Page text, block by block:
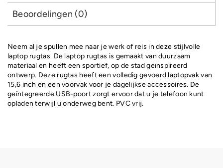
Beoordelingen (0)
Neem al je spullen mee naar je werk of reis in deze stijlvolle
laptop rugtas. De laptop rugtas is gemaakt van duurzaam
materiaal en heeft een sportief, op de stad geïnspireerd
ontwerp. Deze rugtas heeft een volledig gevoerd laptopvak van
15,6 inch en een voorvak voor je dagelijkse accessoires. De
geïntegreerde USB-poort zorgt ervoor dat u je telefoon kunt
opladen terwijl u onderweg bent. PVC vrij.